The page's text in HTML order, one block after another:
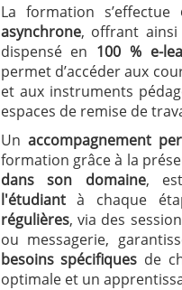
La formation s’effectue
asynchrone, offrant ainsi
dispensé en 100 % e-
permet d’accéder aux
et aux instruments
espaces de remise de
Un accompagnement
formation grâce à la
dans son domaine,
l'étudiantà chaque
régulières, via des
ou messagerie,
besoins spécifiques de
optimale et un